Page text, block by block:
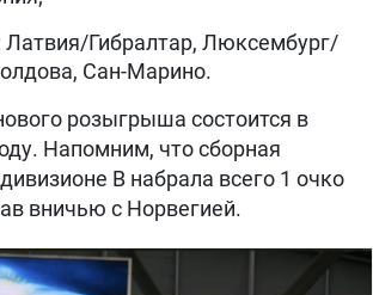
Латвия/Гибралтар, Люксембург/
Сан-Марино.
розыгрыша состоится в
Напомним, что сборная
B набрала всего 1 очко
вничью с Норвегией.